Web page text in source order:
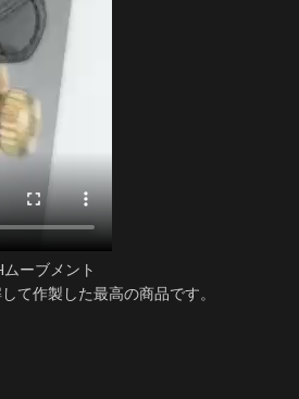
ーブメント
て作製した最高の商品です。